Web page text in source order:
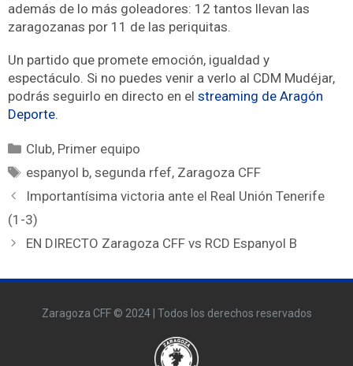
además de lo más goleadores: 12 tantos llevan las
zaragozanas por 11 de las periquitas.
Un partido que promete emoción, igualdad y
espectáculo. Si no puedes venir a verlo al CDM Mudéjar,
podrás seguirlo en directo en el streaming de Aragón
Deporte.
Club, Primer equipo
espanyol b,segunda rfef, Zaragoza CFF
Importantísima victoria ante el Real Unión Tenerife
(1-3)
EN DIRECTO Zaragoza CFF vs RCD Espanyol B
Zaragoza CFF © 2024 | Todos los derechos reservados